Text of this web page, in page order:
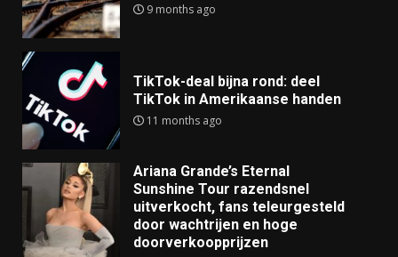
9 months ago
TikTok-deal bijna rond: deel
TikTok in Amerikaanse handen
11 months ago
Ariana Grande’s Eternal
Sunshine Tour razendsnel
uitverkocht, fans teleurgesteld
door wachtrijen en hoge
doorverkoopprijzen